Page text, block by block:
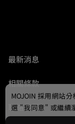
最新消息
相關條款
聯絡我們
MOJOIN 採用網站
選 "我同意" 或繼續
Cookie，欲瞭解更